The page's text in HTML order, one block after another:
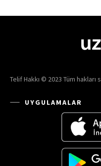
Telif Hakkı © 2023 Tüm hakları
UYGULAMALAR